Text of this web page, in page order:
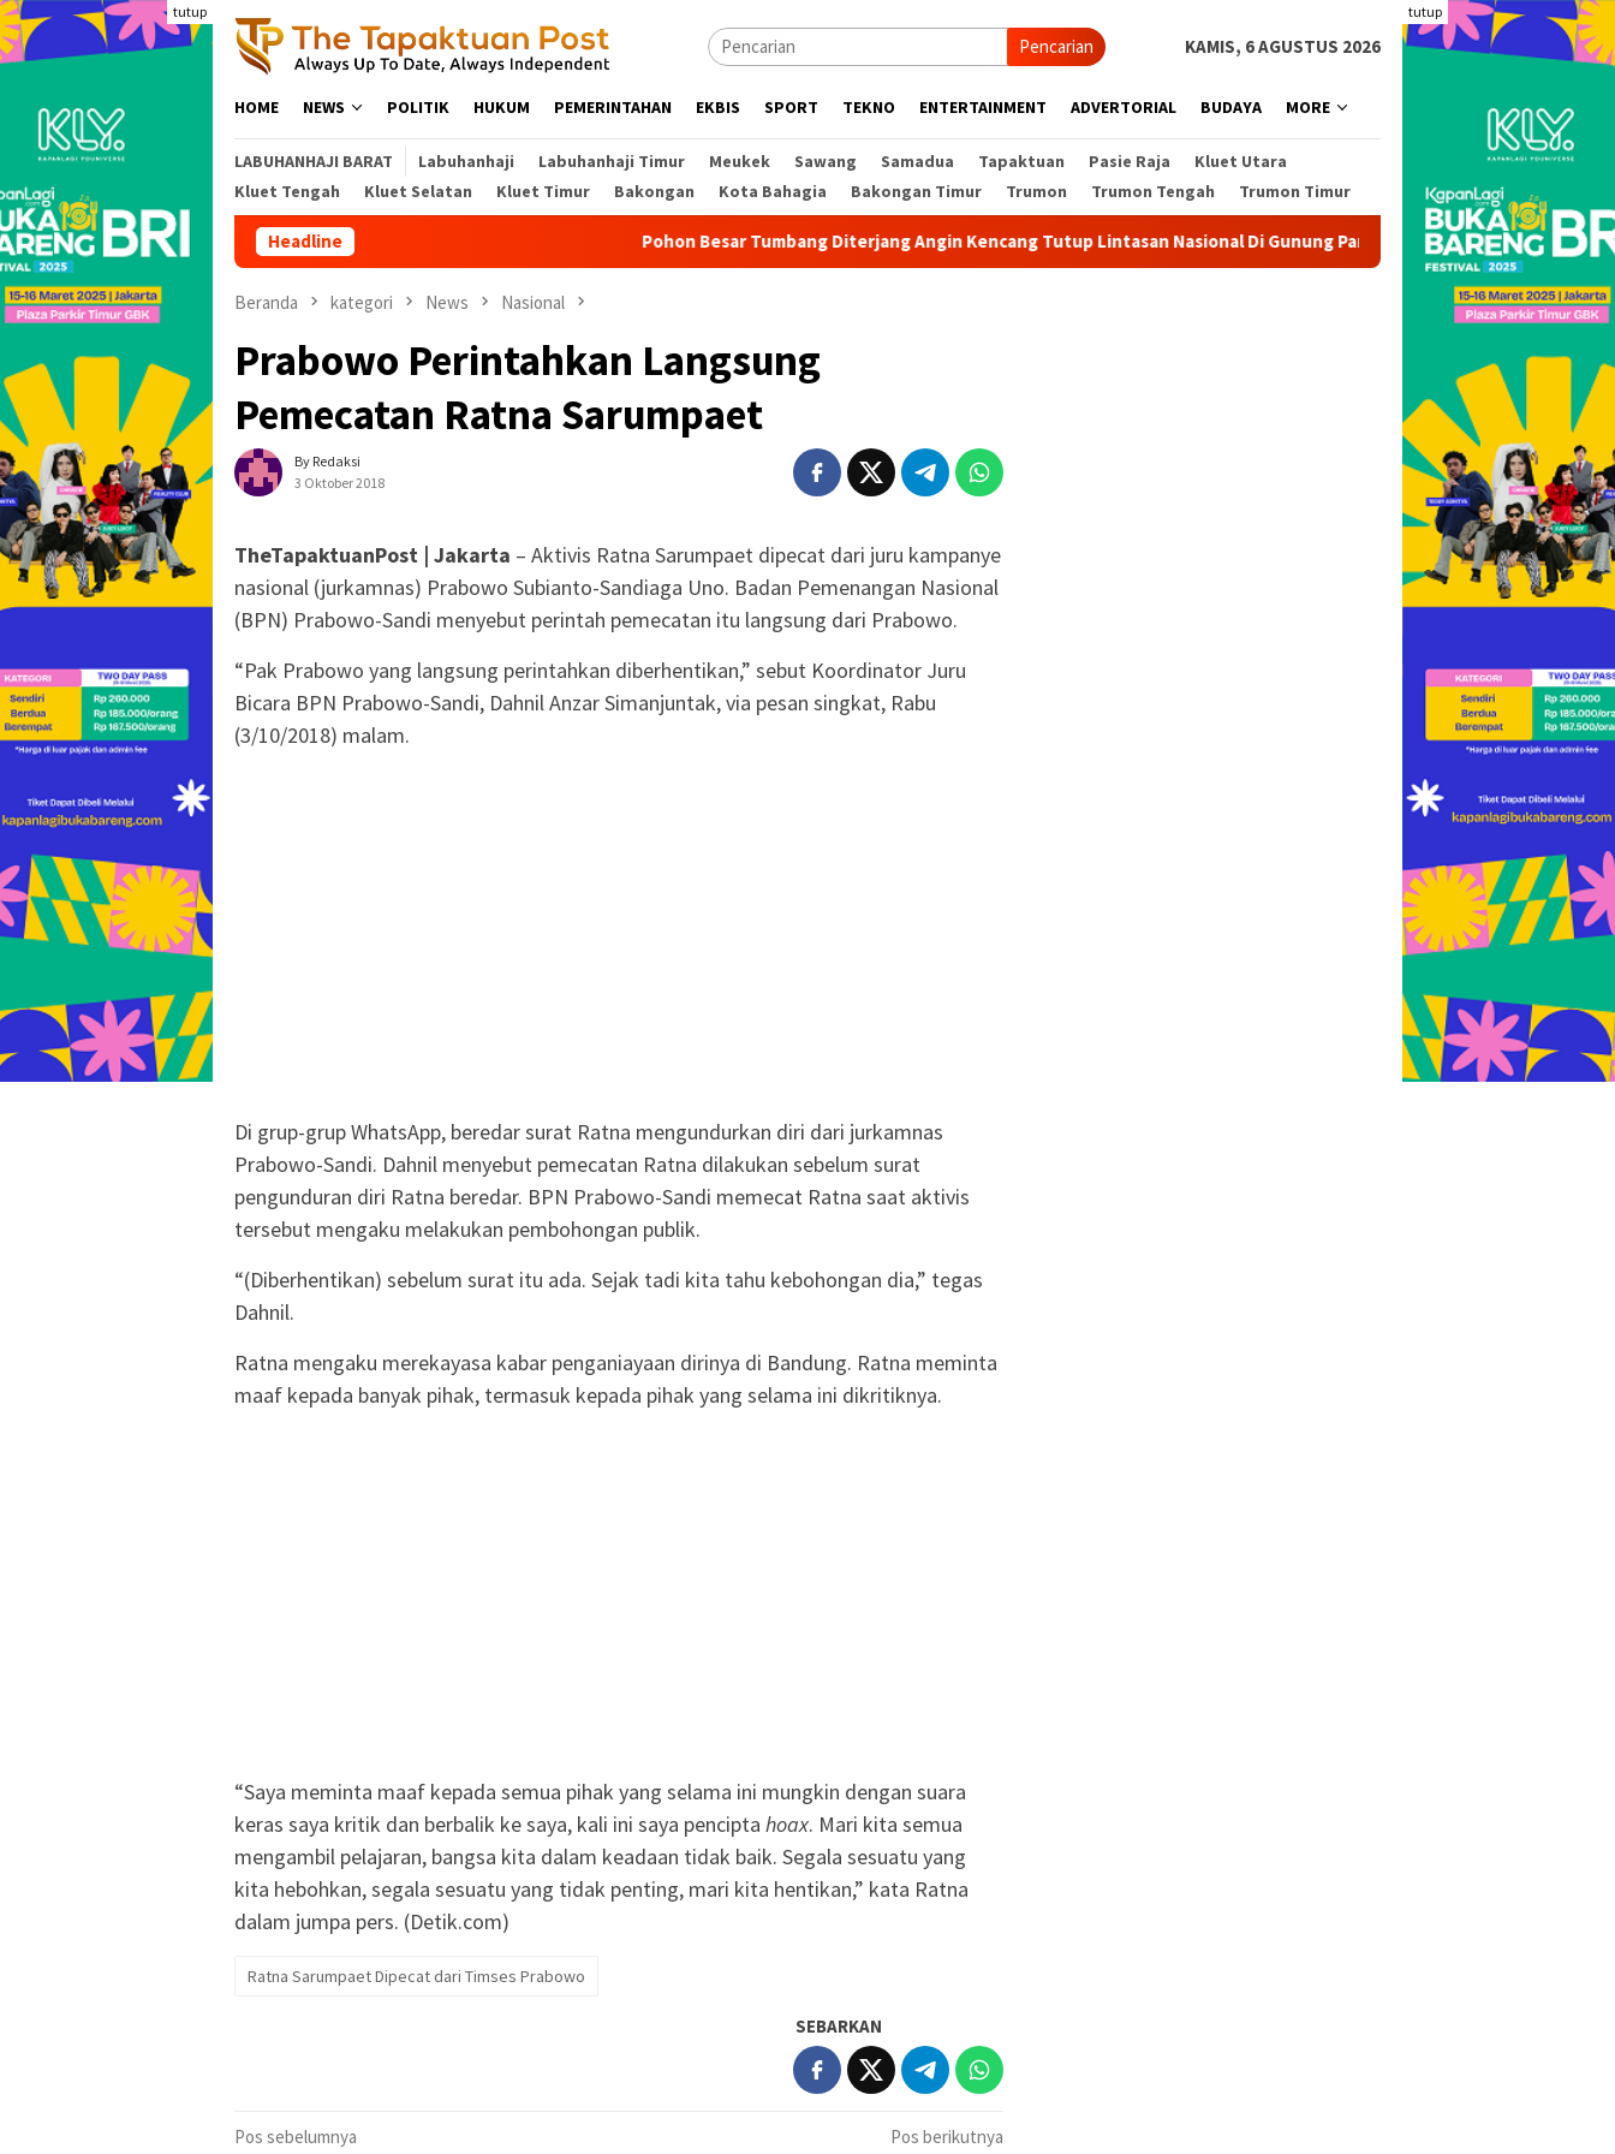
Loncat
ke
konten
tutup tutup
Pencarian KAMIS, 6 AGUSTUS 2026
HOME NEWS POLITIK HUKUM PEMERINTAHAN EKBIS SPORT TEKNO ENTERTAINMENT ADVERTORIAL BUDAYA MORE
LABUHANHAJI BARAT Labuhanhaji Labuhanhaji Timur Meukek Sawang Samadua Tapaktuan Pasie Raja
Kluet Utara
Kluet Tengah
Kluet Selatan Kluet Timur Bakongan Kota Bahagia Bakongan Timur Trumon Trumon Tengah Trumon Timur
Headline Pohon Besar Tumbang Diterjang Angin Kencang Tutup Lintasan Nasional Di Gunung Panjupian Angin Kencang
Beranda kategori News Nasional
Prabowo Perintahkan Langsung
Pemecatan Ratna Sarumpaet
By Redaksi
3 Oktober 2018
TheTapaktuanPost | Jakarta – Aktivis Ratna Sarumpaet dipecat dari juru kampanye
nasional (jurkamnas) Prabowo Subianto-Sandiaga Uno. Badan Pemenangan Nasional
(BPN) Prabowo-Sandi menyebut perintah pemecatan itu langsung dari Prabowo.
“Pak Prabowo yang langsung perintahkan diberhentikan,” sebut Koordinator Juru
Bicara BPN Prabowo-Sandi, Dahnil Anzar Simanjuntak, via pesan singkat, Rabu
(3/10/2018) malam.
Di grup-grup WhatsApp, beredar surat Ratna mengundurkan diri dari jurkamnas
Prabowo-Sandi. Dahnil menyebut pemecatan Ratna dilakukan sebelum surat
pengunduran diri Ratna beredar. BPN Prabowo-Sandi memecat Ratna saat aktivis
tersebut mengaku melakukan pembohongan publik.
“(Diberhentikan) sebelum surat itu ada. Sejak tadi kita tahu kebohongan dia,” tegas
Dahnil.
Ratna mengaku merekayasa kabar penganiayaan dirinya di Bandung. Ratna meminta
maaf kepada banyak pihak, termasuk kepada pihak yang selama ini dikritiknya.
“Saya meminta maaf kepada semua pihak yang selama ini mungkin dengan suara
keras saya kritik dan berbalik ke saya, kali ini saya pencipta hoax. Mari kita semua
mengambil pelajaran, bangsa kita dalam keadaan tidak baik. Segala sesuatu yang
kita hebohkan, segala sesuatu yang tidak penting, mari kita hentikan,” kata Ratna
dalam jumpa pers. (Detik.com)
Ratna Sarumpaet Dipecat dari Timses Prabowo
SEBARKAN
Navigasi
Pos sebelumnya
Pos berikutnya